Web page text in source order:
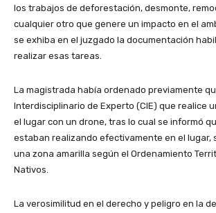
los trabajos de deforestación, desmonte,
cualquier otro que genere un impacto en el
se exhiba en el juzgado la documentación
realizar esas tareas.
La magistrada había ordenado previamente
Interdisciplinario de Experto (CIE) que realice
el lugar con un drone, tras lo cual se informó
estaban realizando efectivamente en el lugar,
una zona amarilla según el Ordenamiento
Nativos.
La verosimilitud en el derecho y peligro en la